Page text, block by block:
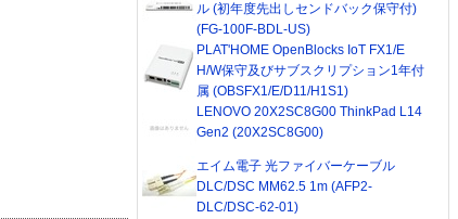
ル (初年度先出しセンドバック保守付)
(FG-100F-BDL-US)
PLAT'HOME OpenBlocks IoT FX1/E
H/W保守及びサブスクリプション1年付
属 (OBSFX1/E/D11/H1S1)
LENOVO 20X2SC8G00 ThinkPad L14
Gen2 (20X2SC8G00)
エイム電子 光ファイバーケーブル
DLC/DSC MM62.5 1m (AFP2-
DLC/DSC-62-01)